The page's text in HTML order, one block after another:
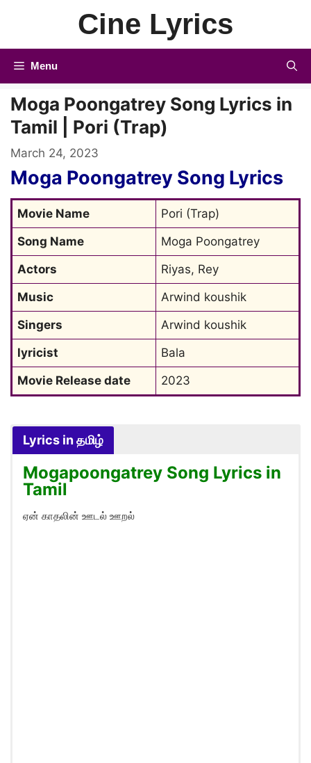
Cine Lyrics
Menu
Moga Poongatrey Song Lyrics in
Tamil | Pori (Trap)
March 24, 2023
Moga Poongatrey Song Lyrics
Movie Name
Pori (Trap)
Song Name
Moga Poongatrey
Actors
Riyas, Rey
Music
Arwind koushik
Singers
Arwind koushik
lyricist
Bala
Movie Release date
2023
Lyrics in தமிழ்
Mogapoongatrey Song Lyrics in
Tamil
ஏன் காதலின் ஊடல் ஊறல்